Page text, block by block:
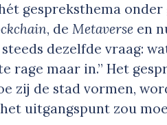
gespreksthema onder
, deMetaverse en
dezelfde vraag:
rage maar in.” Het
zij de stad vormen,
uitgangspunt zou